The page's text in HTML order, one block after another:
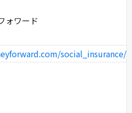
ォワード
social_insurance/